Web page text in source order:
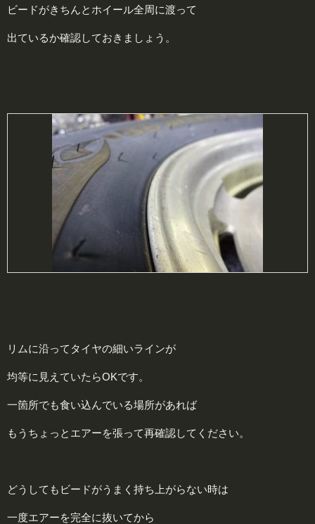
ビードがきちんとホイール全周に渡って
出ているか確認しておきましょう。
リムに沿ってタイヤの細いラインが
均等に見えていたらOKです。
一箇所でも食い込んでいる場所があれば
もうちょっとエアーを張って再確認してください。
どうしてもビードがうまく持ち上がらない時は
一度エアーを完全に抜いてから